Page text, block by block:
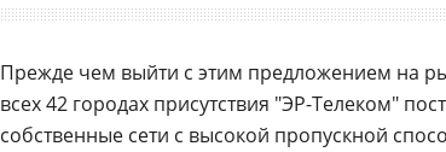
Прежде чем выйти с этим предложением на
всех 42 городах присутствия "ЭР-Телеком"
собственные сети с высокой пропускной